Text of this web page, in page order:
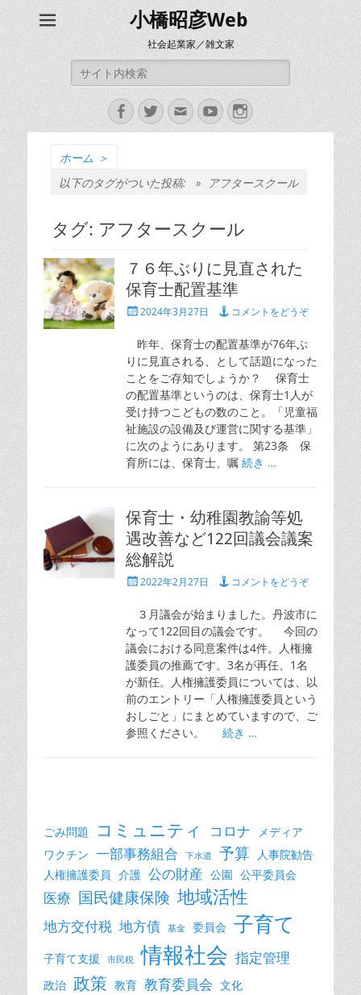
小橋昭彦Web
社会起業家／雑文家
索:
Facebook
Twitter
メ
ー
YouTubeInstagram
ホーム ＞
以下のタグがついた投稿: »
アフタースクール
タグ: アフタースクール
７６年ぶりに見直された
保育士配置基準
投 2024年3月27日 コメントをどうぞ
昨年、保育士の配置基準が76年ぶ
りに見直される、として話題になった
ことをご存知でしょうか？ 保育士
の配置基準というのは、保育士1人が
受け持つこどもの数のこと。「児童福
祉施設の設備及び運営に関する基準」
に次のようにあります。 第23条 保
育所には、保育士、嘱 続き …
保育士・幼稚園教諭等処
遇改善など122回議会議案
総解説
投 2022年2月27日 コメントをどうぞ
３月議会が始まりました。丹波市に
なって122回目の議会です。 今回の
議会における同意案件は4件。人権擁
護委員の推薦です。3名が再任、1名
が新任。人権擁護委員については、以
前のエントリー「人権擁護委員という
おしごと」にまとめていますので、ご
参照ください。 続き …
ごみ問題 コミュニティ コロナ
メディア
ワクチン 一部事務組合 下水道 予算 人事院勧告
人権擁護委員 介護 公の財産 公園 公平委員会
医療 国民健康保険 地域活性
地方交付税 地方債 基金 委員会 子育て
子育て支援 市民税 情報社会 指定管理
政治 政策 教育 教育委員会 文化